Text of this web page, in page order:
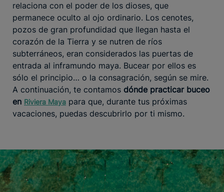
relaciona con el poder de los dioses, que
permanece oculto al ojo ordinario. Los cenotes,
pozos de gran profundidad que llegan hasta el
corazón de la Tierra y se nutren de ríos
subterráneos, eran considerados las puertas de
entrada al inframundo maya. Bucear por ellos es
sólo el principio… o la consagración, según se mire.
A continuación, te contamos dónde practicar buceo
en Riviera Maya para que, durante tus próximas
vacaciones, puedas descubrirlo por ti mismo.